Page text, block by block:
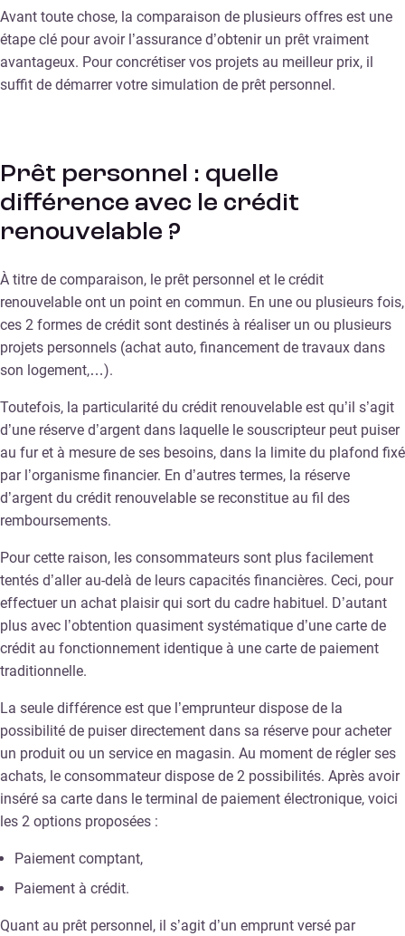
Avant toute chose, la comparaison de plusieurs offres est une
étape clé pour avoir l’assurance d’obtenir un prêt vraiment
avantageux. Pour concrétiser vos projets au meilleur prix, il
suffit de démarrer votre simulation de prêt personnel.
Prêt personnel : quelle
différence avec le crédit
renouvelable ?
À titre de comparaison, le prêt personnel et le crédit
renouvelable ont un point en commun. En une ou plusieurs fois,
ces 2 formes de crédit sont destinés à réaliser un ou plusieurs
projets personnels (achat auto, financement de travaux dans
son logement,…).
Toutefois, la particularité du crédit renouvelable est qu’il s’agit
d’une réserve d’argent dans laquelle le souscripteur peut puiser
au fur et à mesure de ses besoins, dans la limite du plafond fixé
par l’organisme financier. En d’autres termes, la réserve
d’argent du crédit renouvelable se reconstitue au fil des
remboursements.
Pour cette raison, les consommateurs sont plus facilement
tentés d’aller au-delà de leurs capacités financières. Ceci, pour
effectuer un achat plaisir qui sort du cadre habituel. D’autant
plus avec l’obtention quasiment systématique d’une carte de
crédit au fonctionnement identique à une carte de paiement
traditionnelle.
La seule différence est que l’emprunteur dispose de la
possibilité de puiser directement dans sa réserve pour acheter
un produit ou un service en magasin. Au moment de régler ses
achats, le consommateur dispose de 2 possibilités. Après avoir
inséré sa carte dans le terminal de paiement électronique, voici
les 2 options proposées :
Paiement comptant,
Paiement à crédit.
Quant au prêt personnel, il s’agit d’un emprunt versé par